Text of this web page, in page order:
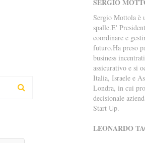
SERGIO
Sergio Mottola è
spalle.E'
coordinare e
futuro.Ha preso
business
assicurativo e si
Italia, Israele e
Londra, in cui
decisionale
Start Up.
LEONARDO